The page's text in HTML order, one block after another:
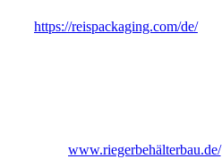
https://reispackaging.com/de/
www.riegerbehälterbau.de/